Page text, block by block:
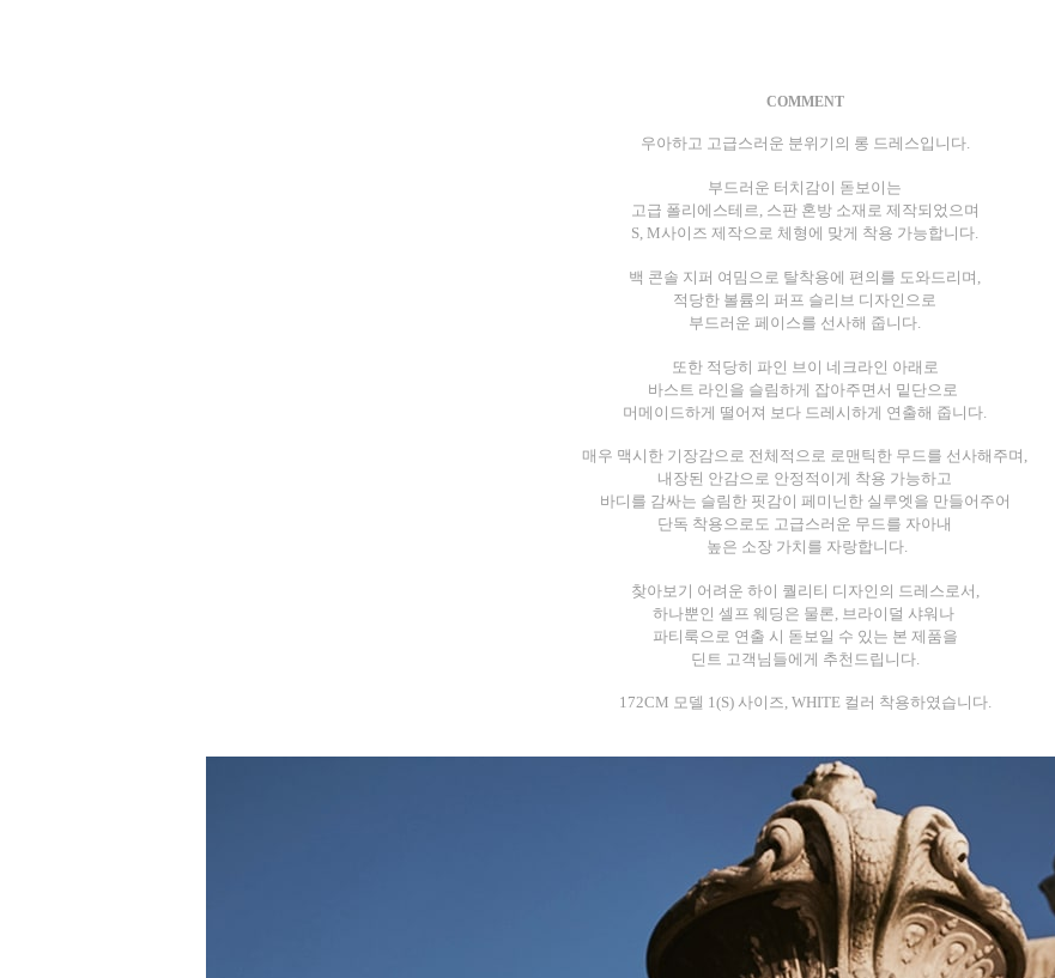
COMMENT
우아하고 고급스러운 분위기의 롱 드레스입니다.
부드러운 터치감이 돋보이는
고급 폴리에스테르, 스판 혼방 소재로 제작되었으며
S, M사이즈 제작으로 체형에 맞게 착용 가능합니다.
백 콘솔 지퍼 여밈으로 탈착용에 편의를 도와드리며,
적당한 볼륨의 퍼프 슬리브 디자인으로
부드러운 페이스를 선사해 줍니다.
또한 적당히 파인 브이 네크라인 아래로
바스트 라인을 슬림하게 잡아주면서 밑단으로
머메이드하게 떨어져 보다 드레시하게 연출해 줍니다.
매우 맥시한 기장감으로 전체적으로 로맨틱한 무드를 선사해주며,
내장된 안감으로 안정적이게 착용 가능하고
바디를 감싸는 슬림한 핏감이 페미닌한 실루엣을 만들어주어
단독 착용으로도 고급스러운 무드를 자아내
높은 소장 가치를 자랑합니다.
찾아보기 어려운 하이 퀄리티 디자인의 드레스로서,
하나뿐인 셀프 웨딩은 물론, 브라이덜 샤워나
파티룩으로 연출 시 돋보일 수 있는 본 제품을
딘트 고객님들에게 추천드립니다.
172CM 모델 1(S)사이즈, WHITE 컬러 착용하였습니다.